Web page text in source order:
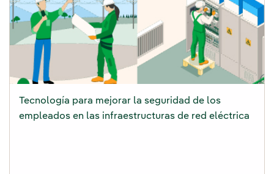
Tecnología para mejorar la seguridad de los
empleados en las infraestructuras de red eléctrica